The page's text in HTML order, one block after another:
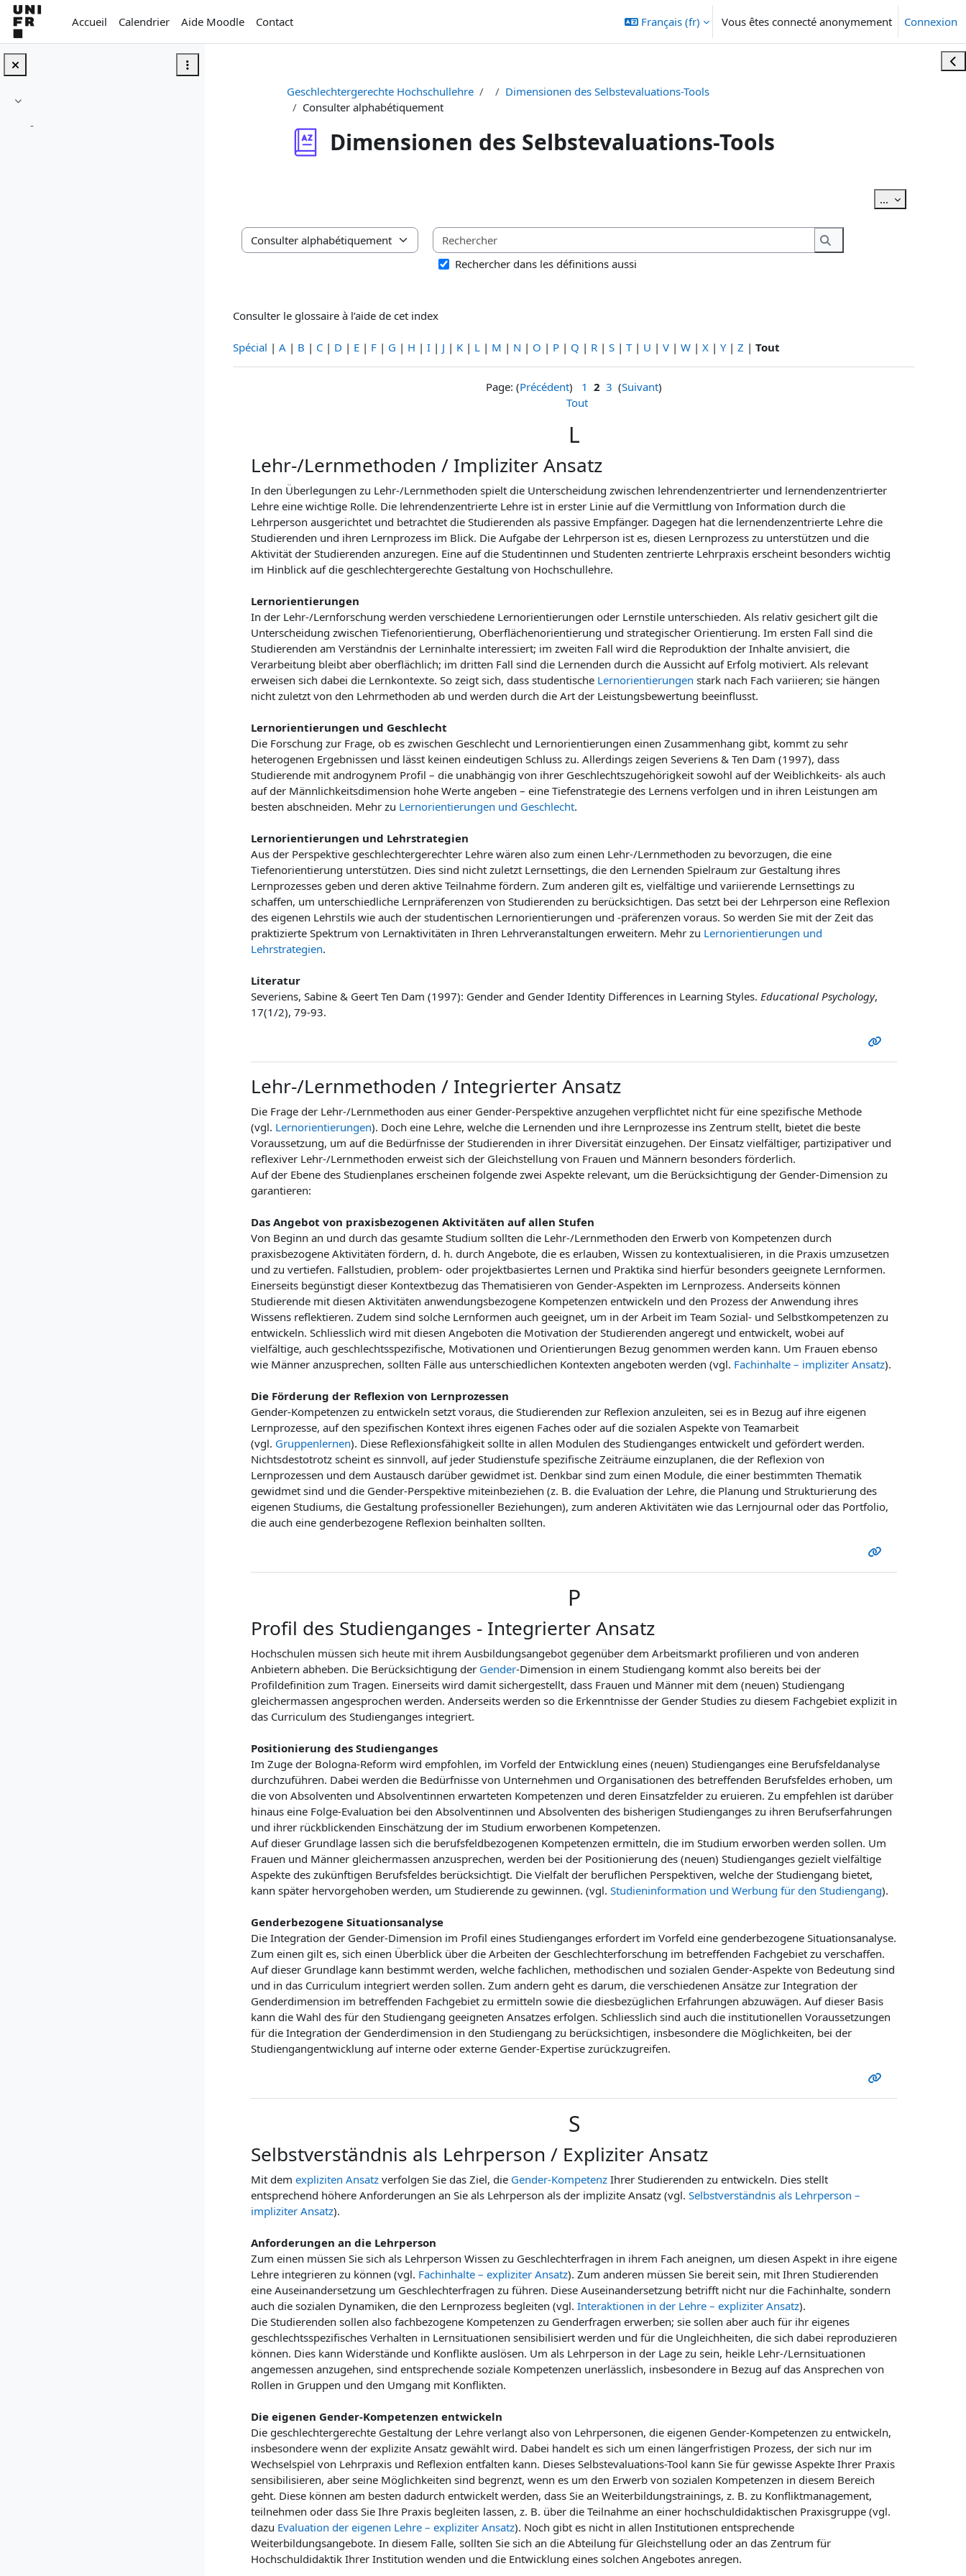
Passer au contenu principal
Accueil
Calendrier Aide Moodle Contact Français ‎(fr)‎ Vous êtes connecté anonymement Connexion
Replier
-
Geschlechtergerechte Hochschullehre
Dimensionen des Selbstevaluations-Tools
Consulter alphabétiquement
Dimensionen des Selbstevaluations-Tools
... Exporter des
Consulter le glossaire à l’aide de cet index
Rechercher
Rechercher
Rechercher dans les définitions aussi
Consulter le glossaire à l’aide de cet index
Spécial | A | B | C | D | E | F | G | H | I | J | K | L | M | N | O | P | Q | R | S | T| U | V | W | X | Y| Z | Tout
Page: (Précédent) 1 2 3 (Suivant)
Tout
L
Lehr-/Lernmethoden / Impliziter Ansatz
In den Überlegungen zu Lehr-/Lernmethoden spielt die Unterscheidung zwischen lehrendenzentrierter und lernendenzentrierter
Lehre eine wichtige Rolle. Die lehrendenzentrierte Lehre ist in erster Linie auf die Vermittlung von Information durch die
Lehrperson ausgerichtet und betrachtet die Studierenden als passive Empfänger. Dagegen hat die lernendenzentrierte Lehre die
Studierenden und ihren Lernprozess im Blick. Die Aufgabe der Lehrperson ist es, diesen Lernprozess zu unterstützen und die
Aktivität der Studierenden anzuregen. Eine auf die Studentinnen und Studenten zentrierte Lehrpraxis erscheint besonders wichtig
im Hinblick auf die geschlechtergerechte Gestaltung von Hochschullehre.
Lernorientierungen
In der Lehr-/Lernforschung werden verschiedene Lernorientierungen oder Lernstile unterschieden. Als relativ gesichert gilt die
Unterscheidung zwischen Tiefenorientierung, Oberflächenorientierung und strategischer Orientierung. Im ersten Fall sind die
Studierenden am Verständnis der Lerninhalte interessiert; im zweiten Fall wird die Reproduktion der Inhalte anvisiert, die
Verarbeitung bleibt aber oberflächlich; im dritten Fall sind die Lernenden durch die Aussicht auf Erfolg motiviert. Als relevant
erweisen sich dabei die Lernkontexte. So zeigt sich, dass studentische Lernorientierungen stark nach Fach variieren; sie hängen
nicht zuletzt von den Lehrmethoden ab und werden durch die Art der Leistungsbewertung beeinflusst.
Lernorientierungen und Geschlecht
Die Forschung zur Frage, ob es zwischen Geschlecht und Lernorientierungen einen Zusammenhang gibt, kommt zu sehr
heterogenen Ergebnissen und lässt keinen eindeutigen Schluss zu. Allerdings zeigen Severiens & Ten Dam (1997), dass
Studierende mit androgynem Profil – die unabhängig von ihrer Geschlechtszugehörigkeit sowohl auf der Weiblichkeits- als auch
auf der Männlichkeitsdimension hohe Werte angeben – eine Tiefenstrategie des Lernens verfolgen und in ihren Leistungen am
besten abschneiden. Mehr zu Lernorientierungen und Geschlecht.
Lernorientierungen und Lehrstrategien
Aus der Perspektive geschlechtergerechter Lehre wären also zum einen Lehr-/Lernmethoden zu bevorzugen, die eine
Tiefenorientierung unterstützen. Dies sind nicht zuletzt Lernsettings, die den Lernenden Spielraum zur Gestaltung ihres
Lernprozesses geben und deren aktive Teilnahme fördern. Zum anderen gilt es, vielfältige und variierende Lernsettings zu
schaffen, um unterschiedliche Lernpräferenzen von Studierenden zu berücksichtigen. Das setzt bei der Lehrperson eine Reflexion
des eigenen Lehrstils wie auch der studentischen Lernorientierungen und -präferenzen voraus. So werden Sie mit der Zeit das
praktizierte Spektrum von Lernaktivitäten in Ihren Lehrveranstaltungen erweitern. Mehr zu Lernorientierungen und
Lehrstrategien.
Literatur
Severiens, Sabine & Geert Ten Dam (1997): Gender and Gender Identity Differences in Learning Styles. Educational Psychology,
17(1/2), 79-93.
Lehr-/Lernmethoden / Integrierter Ansatz
Die Frage der Lehr-/Lernmethoden aus einer Gender-Perspektive anzugehen verpflichtet nicht für eine spezifische Methode
(vgl. Lernorientierungen). Doch eine Lehre, welche die Lernenden und ihre Lernprozesse ins Zentrum stellt, bietet die beste
Voraussetzung, um auf die Bedürfnisse der Studierenden in ihrer Diversität einzugehen. Der Einsatz vielfältiger, partizipativer und
reflexiver Lehr-/Lernmethoden erweist sich der Gleichstellung von Frauen und Männern besonders förderlich.
Auf der Ebene des Studienplanes erscheinen folgende zwei Aspekte relevant, um die Berücksichtigung der Gender-Dimension zu
garantieren:
Das Angebot von praxisbezogenen Aktivitäten auf allen Stufen
Von Beginn an und durch das gesamte Studium sollten die Lehr-/Lernmethoden den Erwerb von Kompetenzen durch
praxisbezogene Aktivitäten fördern, d. h. durch Angebote, die es erlauben, Wissen zu kontextualisieren, in die Praxis umzusetzen
und zu vertiefen. Fallstudien, problem- oder projektbasiertes Lernen und Praktika sind hierfür besonders geeignete Lernformen.
Einerseits begünstigt dieser Kontextbezug das Thematisieren von Gender-Aspekten im Lernprozess. Anderseits können
Studierende mit diesen Aktivitäten anwendungsbezogene Kompetenzen entwickeln und den Prozess der Anwendung ihres
Wissens reflektieren. Zudem sind solche Lernformen auch geeignet, um in der Arbeit im Team Sozial- und Selbstkompetenzen zu
entwickeln. Schliesslich wird mit diesen Angeboten die Motivation der Studierenden angeregt und entwickelt, wobei auf
vielfältige, auch geschlechtsspezifische, Motivationen und Orientierungen Bezug genommen werden kann. Um Frauen ebenso
wie Männer anzusprechen, sollten Fälle aus unterschiedlichen Kontexten angeboten werden (vgl. Fachinhalte – impliziter Ansatz).
Die Förderung der Reflexion von Lernprozessen
Gender-Kompetenzen zu entwickeln setzt voraus, die Studierenden zur Reflexion anzuleiten, sei es in Bezug auf ihre eigenen
Lernprozesse, auf den spezifischen Kontext ihres eigenen Faches oder auf die sozialen Aspekte von Teamarbeit
(vgl. Gruppenlernen). Diese Reflexionsfähigkeit sollte in allen Modulen des Studienganges entwickelt und gefördert werden.
Nichtsdestotrotz scheint es sinnvoll, auf jeder Studienstufe spezifische Zeiträume einzuplanen, die der Reflexion von
Lernprozessen und dem Austausch darüber gewidmet ist. Denkbar sind zum einen Module, die einer bestimmten Thematik
gewidmet sind und die Gender-Perspektive miteinbeziehen (z. B. die Evaluation der Lehre, die Planung und Strukturierung des
eigenen Studiums, die Gestaltung professioneller Beziehungen), zum anderen Aktivitäten wie das Lernjournal oder das Portfolio,
die auch eine genderbezogene Reflexion beinhalten sollten.
P
Profil des Studienganges - Integrierter Ansatz
Hochschulen müssen sich heute mit ihrem Ausbildungsangebot gegenüber dem Arbeitsmarkt profilieren und von anderen
Anbietern abheben. Die Berücksichtigung der Gender-Dimension in einem Studiengang kommt also bereits bei der
Profildefinition zum Tragen. Einerseits wird damit sichergestellt, dass Frauen und Männer mit dem (neuen) Studiengang
gleichermassen angesprochen werden. Anderseits werden so die Erkenntnisse der Gender Studies zu diesem Fachgebiet explizit in
das Curriculum des Studienganges integriert.
Positionierung des Studienganges
Im Zuge der Bologna-Reform wird empfohlen, im Vorfeld der Entwicklung eines (neuen) Studienganges eine Berufsfeldanalyse
durchzuführen. Dabei werden die Bedürfnisse von Unternehmen und Organisationen des betreffenden Berufsfeldes erhoben, um
die von Absolventen und Absolventinnen erwarteten Kompetenzen und deren Einsatzfelder zu eruieren. Zu empfehlen ist darüber
hinaus eine Folge-Evaluation bei den Absolventinnen und Absolventen des bisherigen Studienganges zu ihren Berufserfahrungen
und ihrer rückblickenden Einschätzung der im Studium erworbenen Kompetenzen.
Auf dieser Grundlage lassen sich die berufsfeldbezogenen Kompetenzen ermitteln, die im Studium erworben werden sollen. Um
Frauen und Männer gleichermassen anzusprechen, werden bei der Positionierung des (neuen) Studienganges gezielt vielfältige
Aspekte des zukünftigen Berufsfeldes berücksichtigt. Die Vielfalt der beruflichen Perspektiven, welche der Studiengang bietet,
kann später hervorgehoben werden, um Studierende zu gewinnen. (vgl. Studieninformation und Werbung für den Studiengang).
Genderbezogene Situationsanalyse
Die Integration der Gender-Dimension im Profil eines Studienganges erfordert im Vorfeld eine genderbezogene Situationsanalyse.
Zum einen gilt es, sich einen Überblick über die Arbeiten der Geschlechterforschung im betreffenden Fachgebiet zu verschaffen.
Auf dieser Grundlage kann bestimmt werden, welche fachlichen, methodischen und sozialen Gender-Aspekte von Bedeutung sind
und in das Curriculum integriert werden sollen. Zum andern geht es darum, die verschiedenen Ansätze zur Integration der
Genderdimension im betreffenden Fachgebiet zu ermitteln sowie die diesbezüglichen Erfahrungen abzuwägen. Auf dieser Basis
kann die Wahl des für den Studiengang geeigneten Ansatzes erfolgen. Schliesslich sind auch die institutionellen Voraussetzungen
für die Integration der Genderdimension in den Studiengang zu berücksichtigen, insbesondere die Möglichkeiten, bei der
Studiengangentwicklung auf interne oder externe Gender-Expertise zurückzugreifen.
S
Selbstverständnis als Lehrperson / Expliziter Ansatz
Mit dem expliziten Ansatz verfolgen Sie das Ziel, die Gender-Kompetenz Ihrer Studierenden zu entwickeln. Dies stellt
entsprechend höhere Anforderungen an Sie als Lehrperson als der implizite Ansatz (vgl. Selbstverständnis als Lehrperson –
impliziter Ansatz).
Anforderungen an die Lehrperson
Zum einen müssen Sie sich als Lehrperson Wissen zu Geschlechterfragen in ihrem Fach aneignen, um diesen Aspekt in ihre eigene
Lehre integrieren zu können (vgl. Fachinhalte – expliziter Ansatz). Zum anderen müssen Sie bereit sein, mit Ihren Studierenden
eine Auseinandersetzung um Geschlechterfragen zu führen. Diese Auseinandersetzung betrifft nicht nur die Fachinhalte, sondern
auch die sozialen Dynamiken, die den Lernprozess begleiten (vgl. Interaktionen in der Lehre – expliziter Ansatz).
Die Studierenden sollen also fachbezogene Kompetenzen zu Genderfragen erwerben; sie sollen aber auch für ihr eigenes
geschlechtsspezifisches Verhalten in Lernsituationen sensibilisiert werden und für die Ungleichheiten, die sich dabei reproduzieren
können. Dies kann Widerstände und Konflikte auslösen. Um als Lehrperson in der Lage zu sein, heikle Lehr-/Lernsituationen
angemessen anzugehen, sind entsprechende soziale Kompetenzen unerlässlich, insbesondere in Bezug auf das Ansprechen von
Rollen in Gruppen und den Umgang mit Konflikten.
Die eigenen Gender-Kompetenzen entwickeln
Die geschlechtergerechte Gestaltung der Lehre verlangt also von Lehrpersonen, die eigenen Gender-Kompetenzen zu entwickeln,
insbesondere wenn der explizite Ansatz gewählt wird. Dabei handelt es sich um einen längerfristigen Prozess, der sich nur im
Wechselspiel von Lehrpraxis und Reflexion entfalten kann. Dieses Selbstevaluations-Tool kann Sie für gewisse Aspekte Ihrer Praxis
sensibilisieren, aber seine Möglichkeiten sind begrenzt, wenn es um den Erwerb von sozialen Kompetenzen in diesem Bereich
geht. Diese können am besten dadurch entwickelt werden, dass Sie an Weiterbildungstrainings, z. B. zu Konfliktmanagement,
teilnehmen oder dass Sie Ihre Praxis begleiten lassen, z. B. über die Teilnahme an einer hochschuldidaktischen Praxisgruppe (vgl.
dazu Evaluation der eigenen Lehre – expliziter Ansatz). Noch gibt es nicht in allen Institutionen entsprechende
Weiterbildungsangebote. In diesem Falle, sollten Sie sich an die Abteilung für Gleichstellung oder an das Zentrum für
Hochschuldidaktik Ihrer Institution wenden und die Entwicklung eines solchen Angebotes anregen.